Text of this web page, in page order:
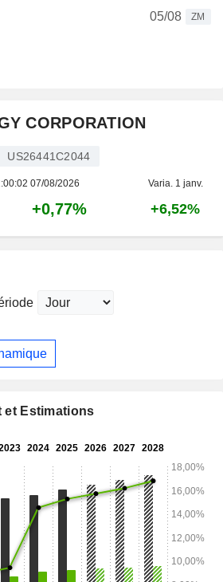
05/08
ZM
CORPORATION
US26441C2044
07/08/2026 Varia. 1 janv.
+0,77% +6,52%
et Estimations